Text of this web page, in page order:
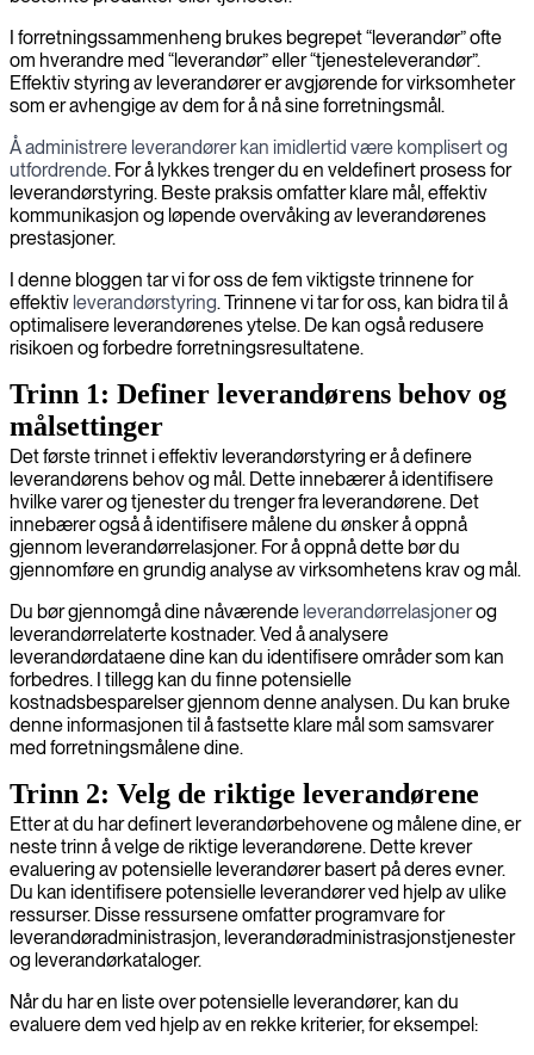
I forretningssammenheng brukes begrepet “leverandør” ofte
om hverandre med “leverandør” eller “tjenesteleverandør”.
Effektiv styring av leverandører er avgjørende for virksomheter
som er avhengige av dem for å nå sine forretningsmål.
Å administrere leverandører kan imidlertid være komplisert og
utfordrende. For å lykkes trenger du en veldefinert prosess for
leverandørstyring. Beste praksis omfatter klare mål, effektiv
kommunikasjon og løpende overvåking av leverandørenes
prestasjoner.
I denne bloggen tar vi for oss de fem viktigste trinnene for
effektiv leverandørstyring. Trinnene vi tar for oss, kan bidra til å
optimalisere leverandørenes ytelse. De kan også redusere
risikoen og forbedre forretningsresultatene.
Trinn 1: Definer leverandørens behov og
målsettinger
Det første trinnet i effektiv leverandørstyring er å definere
leverandørens behov og mål. Dette innebærer å identifisere
hvilke varer og tjenester du trenger fra leverandørene. Det
innebærer også å identifisere målene du ønsker å oppnå
gjennom leverandørrelasjoner. For å oppnå dette bør du
gjennomføre en grundig analyse av virksomhetens krav og mål.
Du bør gjennomgå dine nåværende leverandørrelasjonerog
leverandørrelaterte kostnader. Ved å analysere
leverandørdataene dine kan du identifisere områder som kan
forbedres. I tillegg kan du finne potensielle
kostnadsbesparelser gjennom denne analysen. Du kan bruke
denne informasjonen til å fastsette klare mål som samsvarer
med forretningsmålene dine.
Trinn 2: Velg de riktige leverandørene
Etter at du har definert leverandørbehovene og målene dine, er
neste trinn å velge de riktige leverandørene. Dette krever
evaluering av potensielle leverandører basert på deres evner.
Du kan identifisere potensielle leverandører ved hjelp av ulike
ressurser. Disse ressursene omfatter programvare for
leverandøradministrasjon, leverandøradministrasjonstjenester
og leverandørkataloger.
Når du har en liste over potensielle leverandører, kan du
evaluere dem ved hjelp av en rekke kriterier, for eksempel: